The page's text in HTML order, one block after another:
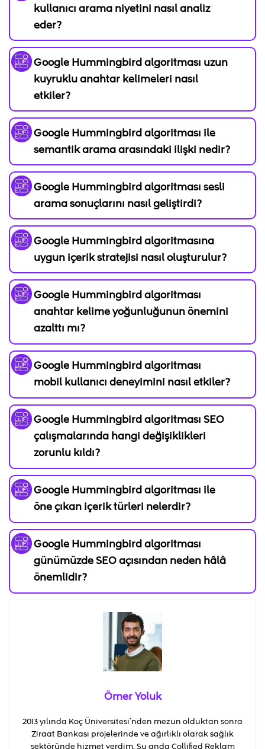
kullanıcı arama niyetini nasıl analiz
eder?
Google Hummingbird algoritması uzun
kuyruklu anahtar kelimeleri nasıl
etkiler?
Google Hummingbird algoritması ile
semantik arama arasındaki ilişki nedir?
Google Hummingbird algoritması sesli
arama sonuçlarını nasıl geliştirdi?
Google Hummingbird algoritmasına
uygun içerik stratejisi nasıl oluşturulur?
Google Hummingbird algoritması
anahtar kelime yoğunluğunun önemini
azalttı mı?
Google Hummingbird algoritması
mobil kullanıcı deneyimini nasıl etkiler?
Google Hummingbird algoritması SEO
çalışmalarında hangi değişiklikleri
zorunlu kıldı?
Google Hummingbird algoritması ile
öne çıkan içerik türleri nelerdir?
Google Hummingbird algoritması
günümüzde SEO açısından neden hâlâ
önemlidir?
Ömer Yoluk
2013 yılında Koç Üniversitesi’nden mezun olduktan sonra
Ziraat Bankası projelerinde ve ağırlıklı olarak sağlık
sektöründe hizmet verdim. Şu anda Collified Reklam